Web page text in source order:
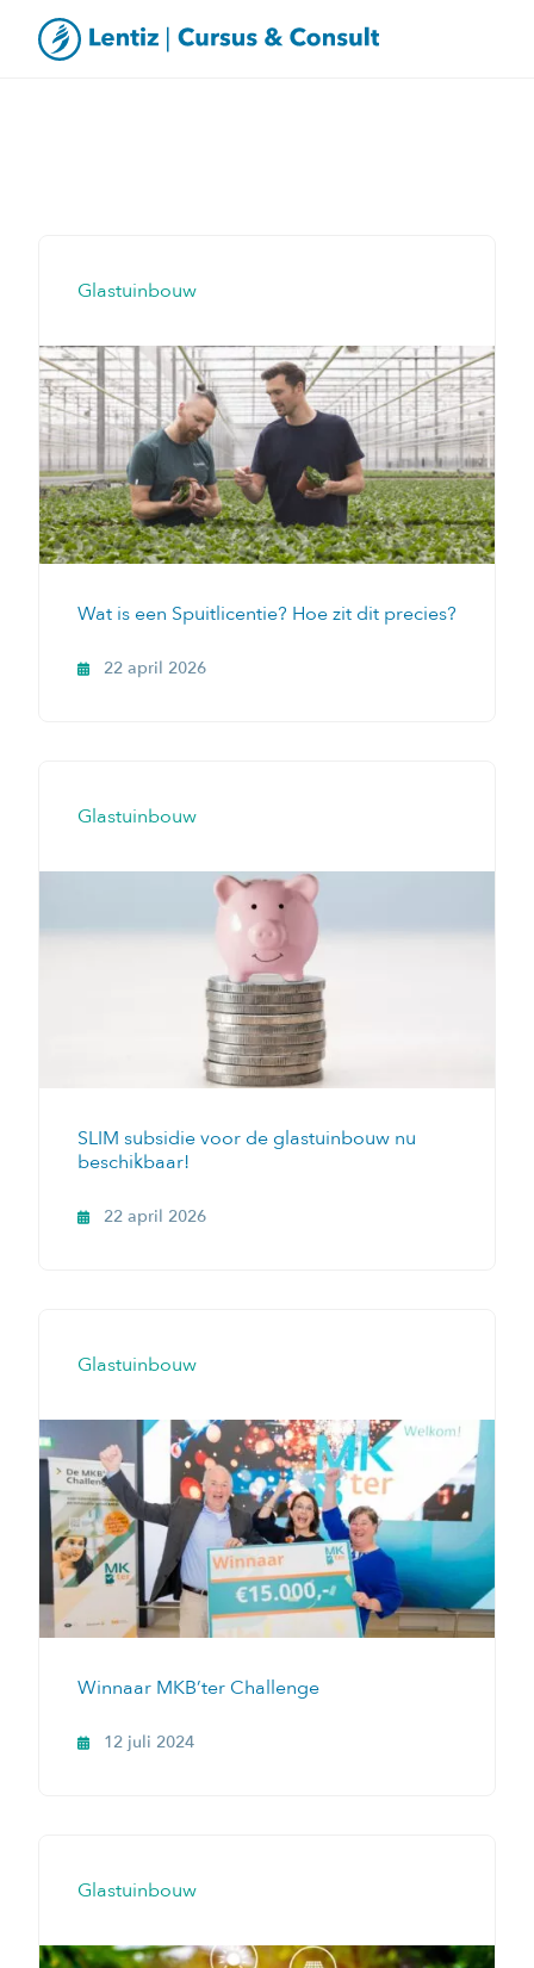
Glastuinbouw
Wat is een Spuitlicentie? Hoe zit dit precies?
22 april 2026
Glastuinbouw
SLIM subsidie voor de glastuinbouw nu
beschikbaar!
22 april 2026
Glastuinbouw
Winnaar MKB’ter Challenge
12 juli 2024
Glastuinbouw